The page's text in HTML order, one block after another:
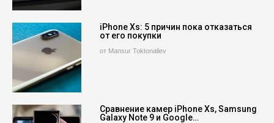
iPhone Xs: 5 причин пока отказаться
от его покупки
от Mansur Toktonaliev
Сравнение камер iPhone Xs, Samsung
Galaxy Note 9 и Google…